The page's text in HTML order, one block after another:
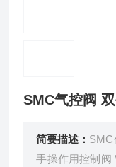
SMC气控阀
简要描述： SMC
手操作用控制阀